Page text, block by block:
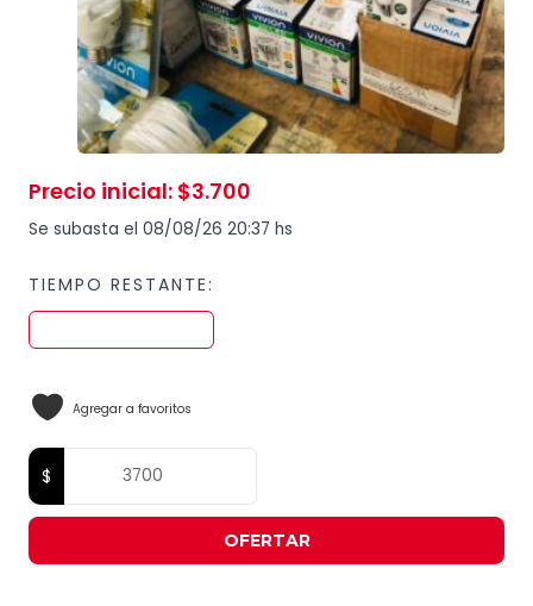
Precio inicial: $3.700
Se subasta el 08/08/26 20:37 hs
TIEMPO RESTANTE:
Agregar a favoritos
OFERTAR